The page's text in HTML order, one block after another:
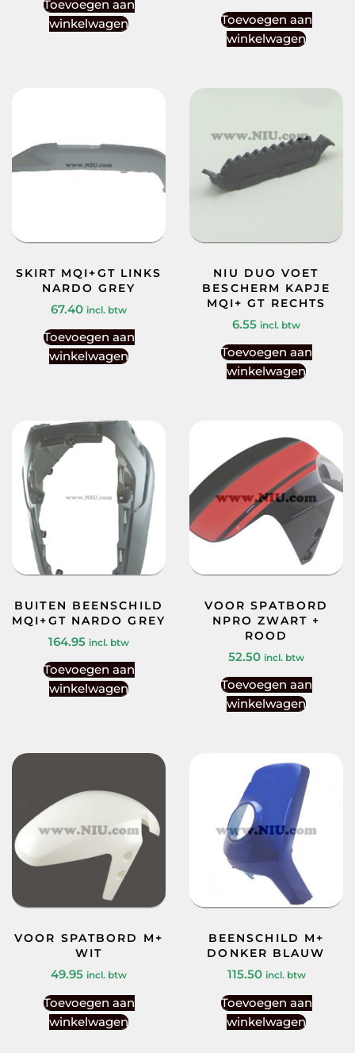
Toevoegen aan
winkelwagen
Toevoegen aan
winkelwagen
SKIRT MQI+GT LINKS
NARDO GREY
67.40 incl. btw
Toevoegen aan
winkelwagen
NIU DUO VOET
BESCHERM KAPJE
MQI+ GT RECHTS
6.55 incl. btw
Toevoegen aan
winkelwagen
BUITEN BEENSCHILD
MQI+GT NARDO GREY
164.95 incl. btw
Toevoegen aan
winkelwagen
VOOR SPATBORD
NPRO ZWART +
ROOD
52.50 incl. btw
Toevoegen aan
winkelwagen
VOOR SPATBORD M+
WIT
49.95 incl. btw
Toevoegen aan
winkelwagen
BEENSCHILD M+
DONKER BLAUW
115.50 incl. btw
Toevoegen aan
winkelwagen